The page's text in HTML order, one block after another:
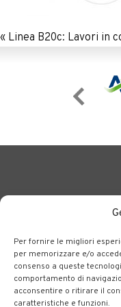
Per fornire le migliori
per memorizzare e/o
consenso a queste
comportamento di
acconsentire o ritirare il
caratteristiche e funzioni.
« Linea B20c: Lavori in
BERGAMO
dedite al